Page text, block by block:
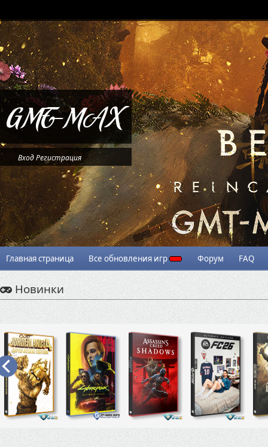
ВходРегистрация
Главная страница Все обновления игр Форум FAQ
Новинки